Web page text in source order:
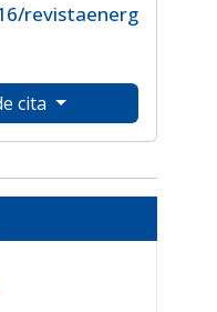
revistaenerg
cita